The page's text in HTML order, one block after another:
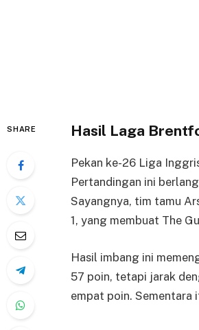
SHARE Hasil Laga
Pekan ke-26 Liga
Pertandingan ini
Sayangnya, tim tamu
1, yang membuat The
Hasil imbang ini
57 poin, tetapi jarak
empat poin. Sementara